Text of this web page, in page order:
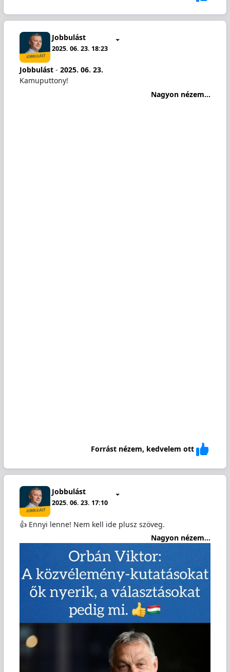
Jobbulást
2025. 06. 23. 18:23
Jobbulást- 2025. 06. 23.
Kamuputtony!
Nagyon nézem...
Forrást nézem, kedvelem ott
Jobbulást
2025. 06. 23. 17:10
👍 Ennyi lenne! Nem kell ide plusz szöveg.
Nagyon nézem...